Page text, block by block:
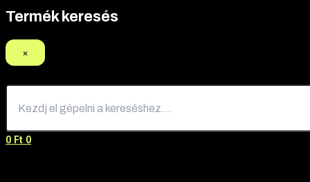
Termék keresés
×
0 Ft 0